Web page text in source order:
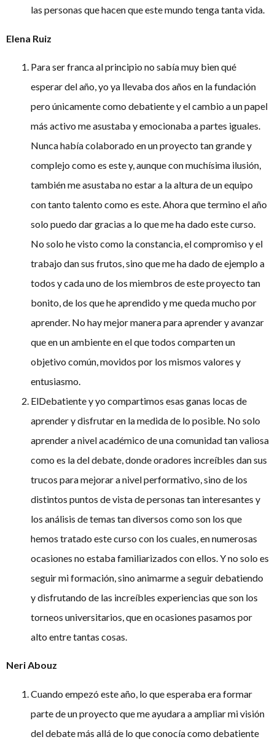
las personas que hacen que este mundo tenga tanta vida.
Elena Ruiz
Para ser franca al principio no sabía muy bien qué
esperar del año, yo ya llevaba dos años en la fundación
pero únicamente como debatiente y el cambio a un papel
más activo me asustaba y emocionaba a partes iguales.
Nunca había colaborado en un proyecto tan grande y
complejo como es este y, aunque con muchísima ilusión,
también me asustaba no estar a la altura de un equipo
con tanto talento como es este. Ahora que termino el año
solo puedo dar gracias a lo que me ha dado este curso.
No solo he visto como la constancia, el compromiso y el
trabajo dan sus frutos, sino que me ha dado de ejemplo a
todos y cada uno de los miembros de este proyecto tan
bonito, de los que he aprendido y me queda mucho por
aprender. No hay mejor manera para aprender y avanzar
que en un ambiente en el que todos comparten un
objetivo común, movidos por los mismos valores y
entusiasmo.
ElDebatiente y yo compartimos esas ganas locas de
aprender y disfrutar en la medida de lo posible. No solo
aprender a nivel académico de una comunidad tan valiosa
como es la del debate, donde oradores increíbles dan sus
trucos para mejorar a nivel performativo, sino de los
distintos puntos de vista de personas tan interesantes y
los análisis de temas tan diversos como son los que
hemos tratado este curso con los cuales, en numerosas
ocasiones no estaba familiarizados con ellos. Y no solo es
seguir mi formación, sino animarme a seguir debatiendo
y disfrutando de las increíbles experiencias que son los
torneos universitarios, que en ocasiones pasamos por
alto entre tantas cosas.
Neri Abouz
Cuando empezó este año, lo que esperaba era formar
parte de un proyecto que me ayudara a ampliar mi visión
del debate más allá de lo que conocía como debatiente